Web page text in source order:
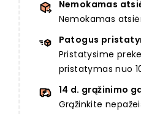
Nemokamas
Nemokamas
Patogus
Pristatysime
pristatymas nuo
14 d. grąžinimo
Grąžinkite